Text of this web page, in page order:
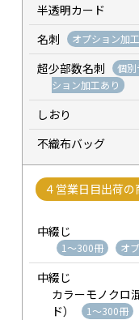
半透明カード
名刺
オプション加
超少部数名刺 個
ション加工あり
しおり
不織布バッグ
４営業日目出荷の
中綴じ
1～300冊 オ
中綴じ
カラーモノクロ
ド）
1～300冊